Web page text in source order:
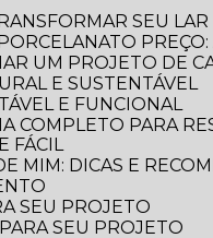
SEU LAR
UM PROJETO DE
E SUSTENTÁVEL
E FUNCIONAL
FÁCIL
MIM: DICAS E
SEU PROJETO
SEU PROJETO